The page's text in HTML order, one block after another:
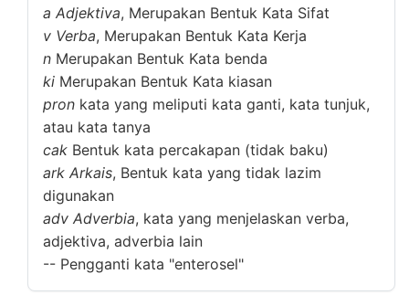
a Adjektiva, Merupakan Bentuk Kata Sifat
v Verba, Merupakan Bentuk Kata Kerja
n Merupakan Bentuk Kata benda
ki Merupakan Bentuk Kata kiasan
pron kata yang meliputi kata ganti, kata tunjuk,
atau kata tanya
cak Bentuk kata percakapan (tidak baku)
ark Arkais, Bentuk kata yang tidak lazim
digunakan
adv Adverbia, kata yang menjelaskan verba,
adjektiva, adverbia lain
-- Pengganti kata "enterosel"